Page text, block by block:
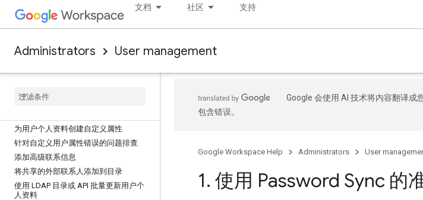
文档 社区 支持
Administrators User management
控制用户可在目录中找到哪些其他用户
自定义团队或群组名录
隐藏群组或网域共享联系人
向用户目录中的个人资料添加信息
更改用户的个人资料名称
为用户个人资料创建自定义属性
针对自定义用户属性错误的问题排查
添加高级联系信息
将共享的外部联系人添加到目录
使用 LDAP 目录或 API 批量更新用户个
人资料
Google 会使用 AI 技术将内容翻译成
包含错误。
Google Workspace Help Administrators User
1. 使用 Password Sync 的